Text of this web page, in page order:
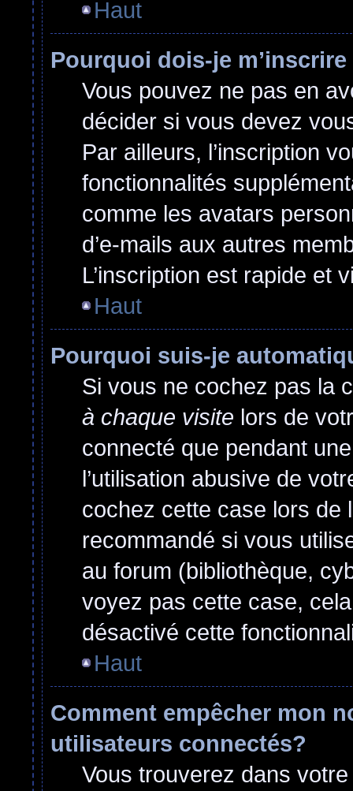
Haut
Pourquoi dois-je
Vous pouvez ne pas en
décider si vous devez
Par ailleurs, l’inscription
fonctionnalités
comme les avatars
d’e-mails aux autres
L’inscription est rapide et
Haut
Pourquoi suis-je
Si vous ne cochez pas la
à chaque visite lors de
connecté que pendant
l’utilisation abusive de
cochez cette case lors de
recommandé si vous
au forum (bibliothèque,
voyez pas cette case,
désactivé cette
Haut
Comment empêcher mon
utilisateurs connectés?
Vous trouverez dans